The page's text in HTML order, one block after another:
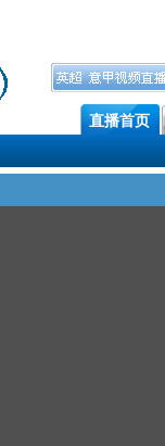
直播首页